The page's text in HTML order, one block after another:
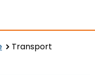
Transport